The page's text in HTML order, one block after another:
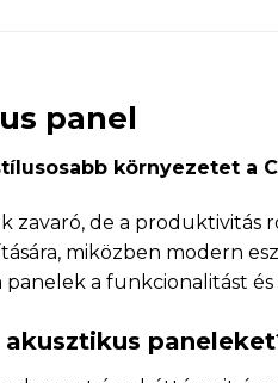
panel
környezetet a
zavaró, de a produktivitás
miközben modern
a funkcionalitást és
akusztikus